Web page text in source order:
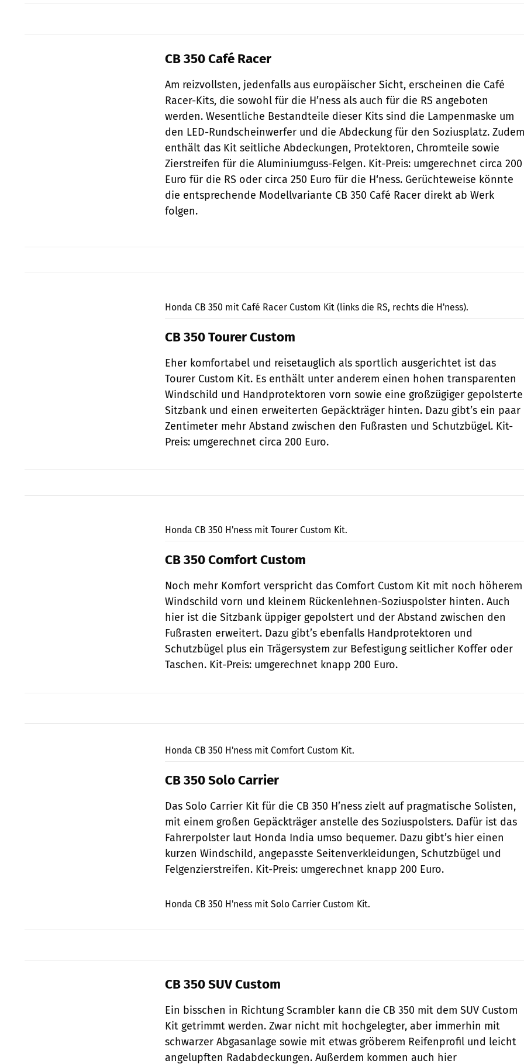
CB 350 Café Racer
Am reizvollsten, jedenfalls aus europäischer Sicht, erscheinen die Café
Racer-Kits, die sowohl für die H’ness als auch für die RS angeboten
werden. Wesentliche Bestandteile dieser Kits sind die Lampenmaske um
den LED-Rundscheinwerfer und die Abdeckung für den Soziusplatz. Zudem
enthält das Kit seitliche Abdeckungen, Protektoren, Chromteile sowie
Zierstreifen für die Aluminiumguss-Felgen. Kit-Preis: umgerechnet circa 200
Euro für die RS oder circa 250 Euro für die H‘ness. Gerüchteweise könnte
die entsprechende Modellvariante CB 350 Café Racer direkt ab Werk
folgen.
Honda CB 350 mit Café Racer Custom Kit (links die RS, rechts die H'ness).
CB 350 Tourer Custom
Eher komfortabel und reisetauglich als sportlich ausgerichtet ist das
Tourer Custom Kit. Es enthält unter anderem einen hohen transparenten
Windschild und Handprotektoren vorn sowie eine großzügiger gepolsterte
Sitzbank und einen erweiterten Gepäckträger hinten. Dazu gibt’s ein paar
Zentimeter mehr Abstand zwischen den Fußrasten und Schutzbügel. Kit-
Preis: umgerechnet circa 200 Euro.
Honda CB 350 H'ness mit Tourer Custom Kit.
CB 350 Comfort Custom
Noch mehr Komfort verspricht das Comfort Custom Kit mit noch höherem
Windschild vorn und kleinem Rückenlehnen-Soziuspolster hinten. Auch
hier ist die Sitzbank üppiger gepolstert und der Abstand zwischen den
Fußrasten erweitert. Dazu gibt’s ebenfalls Handprotektoren und
Schutzbügel plus ein Trägersystem zur Befestigung seitlicher Koffer oder
Taschen. Kit-Preis: umgerechnet knapp 200 Euro.
Honda CB 350 H'ness mit Comfort Custom Kit.
CB 350 Solo Carrier
Das Solo Carrier Kit für die CB 350 H’ness zielt auf pragmatische Solisten,
mit einem großen Gepäckträger anstelle des Soziuspolsters. Dafür ist das
Fahrerpolster laut Honda India umso bequemer. Dazu gibt’s hier einen
kurzen Windschild, angepasste Seitenverkleidungen, Schutzbügel und
Felgenzierstreifen. Kit-Preis: umgerechnet knapp 200 Euro.
Honda CB 350 H'ness mit Solo Carrier Custom Kit.
CB 350 SUV Custom
Ein bisschen in Richtung Scrambler kann die CB 350 mit dem SUV Custom
Kit getrimmt werden. Zwar nicht mit hochgelegter, aber immerhin mit
schwarzer Abgasanlage sowie mit etwas gröberem Reifenprofil und leicht
angelupften Radabdeckungen. Außerdem kommen auch hier